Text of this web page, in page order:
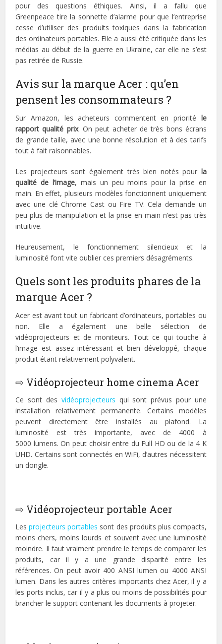
pour des questions éthiques. Ainsi, il a fallu que
Greenpeace tire la sonnette d’alarme pour que l’entreprise
cesse d’utiliser des produits toxiques dans la fabrication
des ordinateurs portables. Elle a aussi été critiquée dans les
médias au début de la guerre en Ukraine, car elle ne s’est
pas retirée de Russie.
Avis sur la marque Acer : qu’en
pensent les consommateurs ?
Sur Amazon, les acheteurs commentent en priorité le
rapport qualité prix. On peut acheter de très bons écrans
de grande taille, avec une bonne résolution et à des tarifs
tout à fait raisonnables.
Les projecteurs sont également très bien notés pour la
qualité de l’image, mais un peu moins pour la prise en
main. En effet, plusieurs modèles fonctionnent uniquement
avec une clé Chrome Cast ou Fire TV. Cela demande un
peu plus de manipulation et la prise en main n’est pas très
intuitive.
Heureusement, le fonctionnement silencieux et la
luminosité font vite oublier ces premiers désagréments.
Quels sont les produits phares de la
marque Acer ?
Acer est avant tout un fabricant d’ordinateurs, portables ou
non. Elle a également une belle sélection de
vidéoprojecteurs et de moniteurs. Tout ce qui touche à
l’image est assez intéressant et bien développé, chaque
produit étant relativement polyvalent.
⇨ Vidéoprojecteur home cinema Acer
Ce sont des vidéoprojecteurs qui sont prévus pour une
installation relativement permanente. Certains modèles
peuvent directement être installés au plafond. La
luminosité est très importante, avec de 4000 à
5000 lumens. On peut choisir entre du Full HD ou de la 4 K
UHD. Certains sont connectés en WiFi, d’autres nécessitent
un dongle.
⇨ Vidéoprojecteur portable Acer
Lesprojecteurs portables sont des produits plus compacts,
moins chers, moins lourds et souvent avec une luminosité
moindre. Il faut vraiment prendre le temps de comparer les
produits, car il y a une grande disparité entre les
références. On peut avoir 400 ANSI lumen ou 4000 ANSI
lumen. Dans les autres critères importants chez Acer, il y a
les ports inclus, car il y a plus ou moins de possibilités pour
brancher le support contenant les documents à projeter.